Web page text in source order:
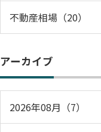
不動産相場（20）
アーカイブ
2026年08月（7）